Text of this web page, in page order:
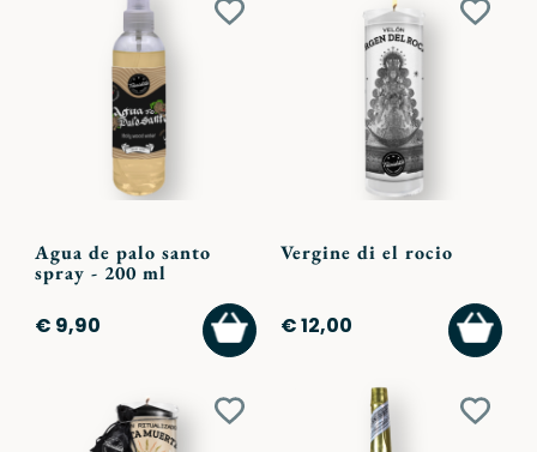
Aggiungi
Agua de palo santo
spray - 200 ml
€ 9,90
AGGIUNGI
AL
CARRELLO
Vergine di el rocio
€ 12,00
AL
Aggiungi